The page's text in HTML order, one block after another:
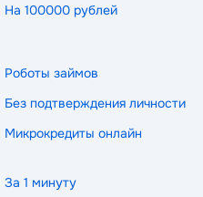
На 100000 рублей
Роботы займов
Без подтверждения личности
Микрокредиты онлайн
За 1 минуту